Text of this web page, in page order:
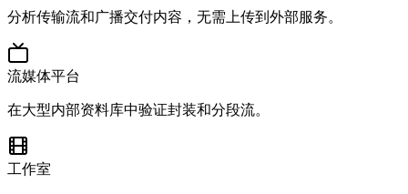
分析传输流和广播交付内容，无需上传到外部服务。
流媒体平台
在大型内部资料库中验证封装和分段流。
工作室